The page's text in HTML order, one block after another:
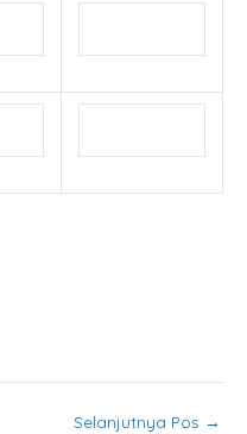
Selanjutnya Pos →